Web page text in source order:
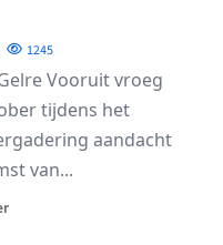
1245
Vooruit vroeg
tijdens het
aandacht
van...